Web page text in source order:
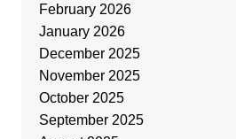
February 2026
January 2026
December 2025
November 2025
October 2025
September 2025